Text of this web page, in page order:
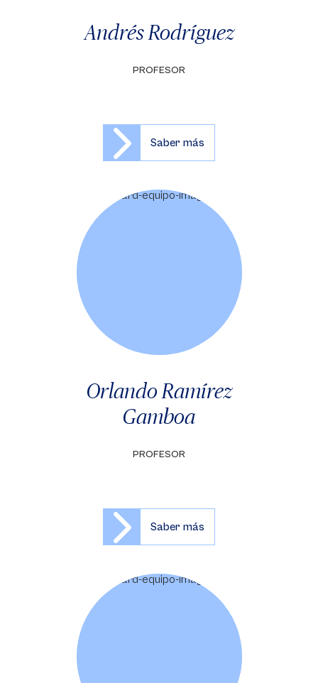
Andrés Rodríguez
PROFESOR
Saber más
Orlando Ramírez
Gamboa
PROFESOR
Saber más